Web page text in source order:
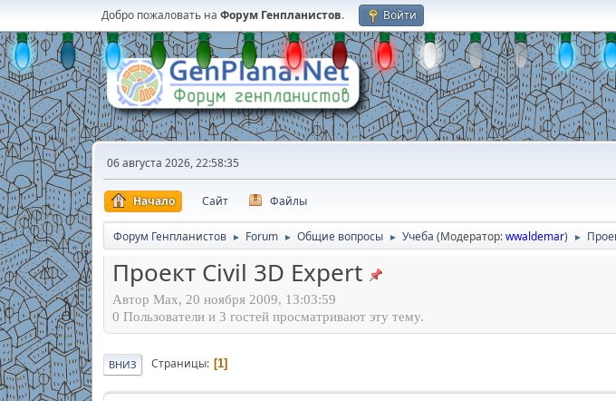
Добро пожаловать на Форум Генпланистов. Войти
06 августа 2026, 22:58:35
Начало Сайт Файлы
Форум Генпланистов ► Forum ► Общие вопросы ► Учеба (Модератор:wwaldemar) ►
Проект Civil 3D Expert
Автор Max, 20 ноября 2009, 13:03:59
0 Пользователи и 3 гостей просматривают эту тему.
ВНИЗ Страницы 1